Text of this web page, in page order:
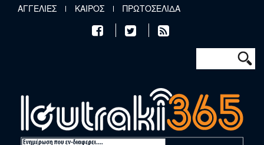
Παράκαμψη προς το κυρίως περιεχόμενο
ΑΓΓΕΛΙΕΣ ΚΑΙΡΟΣ ΠΡΩΤΟΣΕΛΙΔΑ
Φόρμα
Αναζήτηση